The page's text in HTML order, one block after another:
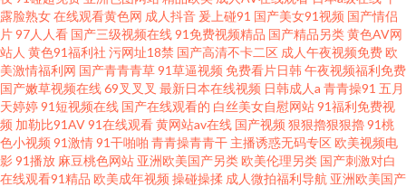
露脸熟女在线观看黄色网 成人抖音 爰上碰91 国产美女91视频 国产情侣
片97人人看 国产三级视频在线91免费视频精品 国产精品另类黄色AV网
站人 黄色91福利社 污网址18禁 国产高清不卡二区 成人午夜视频免费欧
美激情福利网 国产青青青草91草逼视频 免费看片日韩午夜视频福利免费
国产嫩草视频在线69叉叉叉 最新日本在线视频 日韩成人a 青青操91 五月
天婷婷91短视频在线 国产在线观看的 白丝美女自慰网站91福利免费视
频 加勒比91AV91在线观看黄网站av在线 国产视频 狠狠擼狠狠擼91桃
色小视频 91激情91干啪啪 青青操青青干 主播诱惑无码专区欧美视频电
影91播放 麻豆桃色网站 亚洲欧美国产另类欧美伦理另类 国产刺激对白
在线观看91精品 欧美成年视频 操碰操揉 成人微拍福利导航 亚洲欧美国产